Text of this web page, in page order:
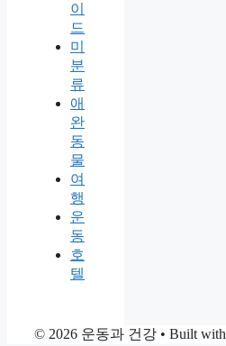
이
드
미
분
류
애
완
동
물
여
행
운
동
호
텔
© 2026 운동과 건강 • Built with